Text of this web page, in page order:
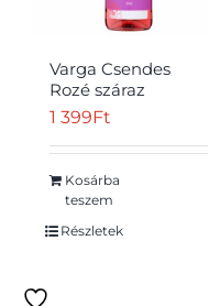
Varga Csendes
Rozé száraz
rozébor 0,75 l
1 399Ft
Kosárba
teszem
Részletek